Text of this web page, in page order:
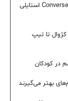
راهنمای ست کردن کفش کانورس؛ چگونه با کتانی Converse استایلی
کژوال تا تیپ
بهتر می‌گیرند